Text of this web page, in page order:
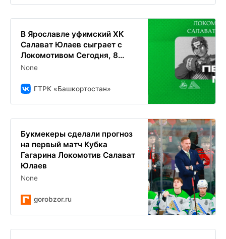
В Ярославле уфимский ХК
Салават Юлаев сыграет с
Локомотивом Сегодня, 8...
None
ГТРК «Башкортостан»
Букмекеры сделали прогноз
на первый матч Кубка
Гагарина Локомотив Салават
Юлаев
None
gorobzor.ru